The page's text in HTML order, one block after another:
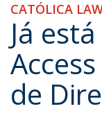
CATÓLICA
Já
de